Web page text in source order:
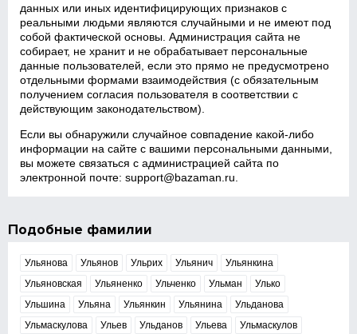
данных или иных идентифицирующих признаков с
реальными людьми являются случайными и не имеют под
собой фактической основы. Администрация сайта не
собирает, не хранит и не обрабатывает персональные
данные пользователей, если это прямо не предусмотрено
отдельными формами взаимодействия (с обязательным
получением согласия пользователя в соответствии с
действующим законодательством).
Если вы обнаружили случайное совпадение какой‑либо
информации на сайте с вашими персональными данными,
вы можете связаться с администрацией сайта по
электронной почте:support@bazaman.ru
Подобные фамилии
Ульянова Ульянов Ульрих Ульянич
Ульянкина
Ульяновская
Ульяненко Ульченко Ульман
Улько
Ульшина
Ульяна Ульянкин Ульянина
Ульданова
Ульмаскулова
Ульев Ульданов Ульева Ульмаскулов